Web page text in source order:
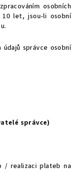
osobních
let, jsou-li osobní
správce osobní
správce)
/ realizaci plateb na